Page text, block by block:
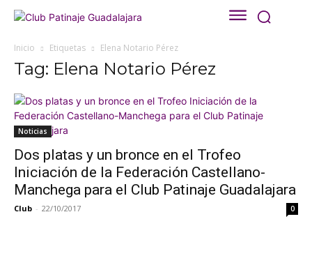
Inicio Etiquetas Elena Notario Pérez
Tag: Elena Notario Pérez
Noticias
Dos platas y un bronce en el Trofeo
Iniciación de la Federación Castellano-
Manchega para el Club Patinaje Guadalajara
Club - 22/10/2017 0